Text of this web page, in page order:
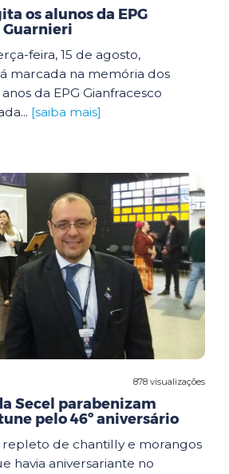
os alunos da EPG
Guarnieri
feira, 15 de agosto,
marcada na memória dos
da EPG Gianfracesco
[saiba mais]
878 visualizações
Secel parabenizam
pelo 46º aniversário
de chantilly e morangos
havia aniversariante no